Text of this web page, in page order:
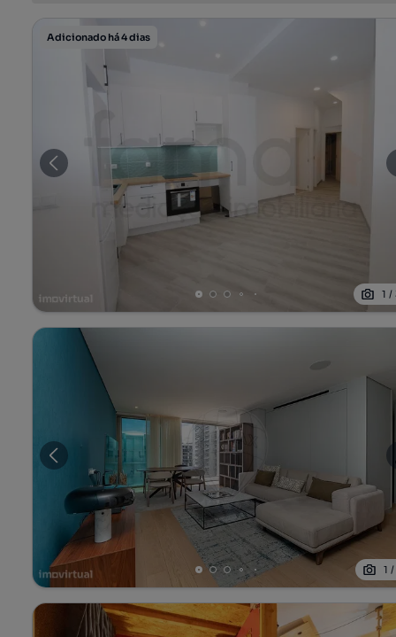
Adicionado há 4 dias
1 /
1